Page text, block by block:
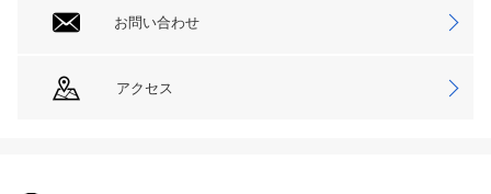
お問い合わせ
アクセス